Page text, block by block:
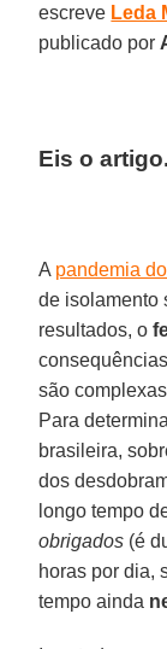
escreve Leda
publicado por
Eis o artigo.
A pandemia
de isolamento
resultados, o
são
Para
brasileira,
dos
longo tempo
obrigados (é
horas por dia,
tempo ainda